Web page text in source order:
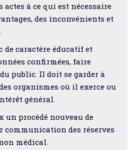
à ce qui est nécessaire
des inconvénients et
caractère éducatif et
confirmées, faire
public. Il doit se garder à
organismes où il exerce ou
général.
procédé nouveau de
des réserves
médical.